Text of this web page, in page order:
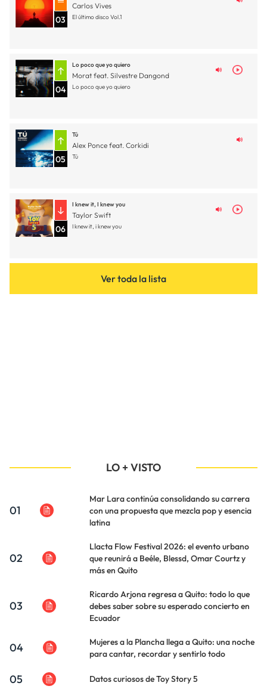
03
Carlos Vives
El último disco Vol.1
04
Lo poco que yo quiero
Morat feat. Silvestre Dangond
Lo poco que yo quiero
05
Tú
Alex Ponce feat. Corkidi
Tú
06
I knew it, I knew you
Taylor Swift
I knew it, i knew you
Ver toda la lista
LO + VISTO
01
Mar Lara continúa consolidando su carrera
con una propuesta que mezcla pop y esencia
latina
02
Llacta Flow Festival 2026: el evento urbano
que reunirá a Beéle, Blessd, Omar Courtz y
más en Quito
03
Ricardo Arjona regresa a Quito: todo lo que
debes saber sobre su esperado concierto en
Ecuador
04
Mujeres a la Plancha llega a Quito: una noche
para cantar, recordar y sentirlo todo
05 Datos curiosos de Toy Story 5